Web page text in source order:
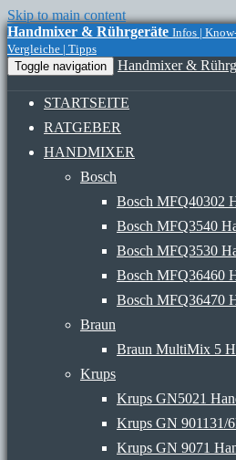
Skip to main content
Handmixer & Rührgeräte Infos |
Vergleiche | Tipps
Toggle navigation
Handmixer &
STARTSEITE
RATGEBER
HANDMIXER
Bosch
Bosch MFQ40302
Bosch MFQ3540
Bosch MFQ3530
Bosch MFQ36460
Bosch MFQ36470
Braun
Braun MultiMix 5
Krups
Krups GN5021
Krups GN 901131/
Krups GN 9071